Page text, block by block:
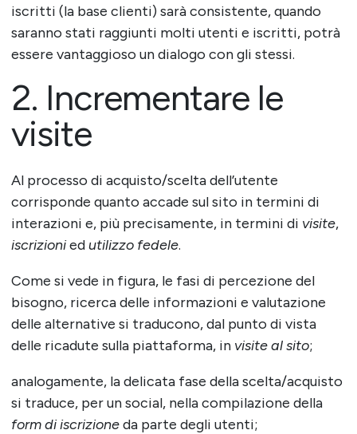
iscritti (la base clienti) sarà consistente, quando
saranno stati raggiunti molti utenti e iscritti, potrà
essere vantaggioso un dialogo con gli stessi.
2. Incrementare le
visite
Al processo di acquisto/scelta dell’utente
corrisponde quanto accade sul sito in termini di
interazioni e, più precisamente, in termini di visite,
iscrizioniedutilizzo fedele.
Come si vede in figura, le fasi di percezione del
bisogno, ricerca delle informazioni e valutazione
delle alternative si traducono, dal punto di vista
delle ricadute sulla piattaforma, in visite al sito;
analogamente, la delicata fase della scelta/acquisto
si traduce, per un social, nella compilazione della
form di iscrizioneda parte degli utenti;